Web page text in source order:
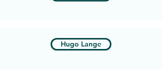
Hugo Lange